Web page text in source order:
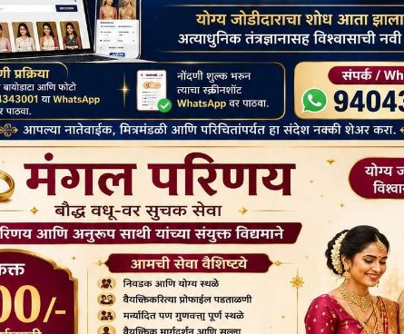
आंदोलन को जन्म दिया
मित्र भिक्खु कोजुन के साथ बोधगया का दौरा किया। एक धनी ईसाई
बुद्ध की शिक्षाओं के प्रसार के लिए समर्पित कर दिया था। बोधगया में उन्होंने
द्वारा खुदाई और जीर्णोद्धार किया गया था, लेकिन यह एक शैव महंत (हिंदू
पहुंच से वंचित कर दिया गया था, जिसका उपयोग हिंदू अनुष्ठानों के लिए
में कोलकाता में महाबोधि सोसाइटी की स्थापना की। उन्होंने “महाबोधि”
को स्थल बहाल करने के लिए एक वैश्विक आंदोलन शुरू किया।
भाषण दिया, जिसने बुद्धिजीवियों को आकर्षित किया और अंतर्राष्ट्रीय
जुटाने के लिए जापान, चीन, कोरिया, इंग्लैंड, जर्मनी, थाईलैंड, बर्मा और
वे द लाइट ऑफ़ एशिया के लेखक सर एडविन अर्नोल्ड के साथ रहे। अमेरिका
के लिए उदारतापूर्वक दान दिया।